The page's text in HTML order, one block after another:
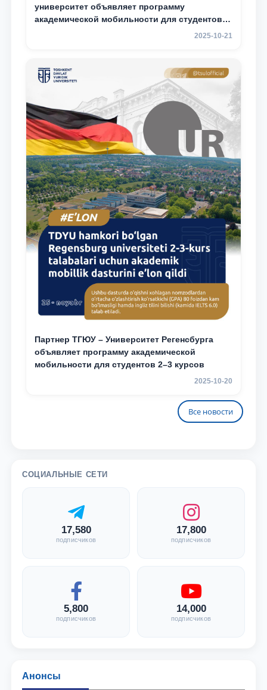
университет объявляет программу
академической мобильности для студентов
2025-10-21
Партнер ТГЮУ – Университет Регенсбурга
объявляет программу академической
мобильности для студентов 2–3 курсов
2025-10-20
Все новости
СОЦИАЛЬНЫЕ СЕТИ
17,580
подписчиков
17,800
подписчиков
5,800
подписчиков
14,000
подписчиков
Анонсы